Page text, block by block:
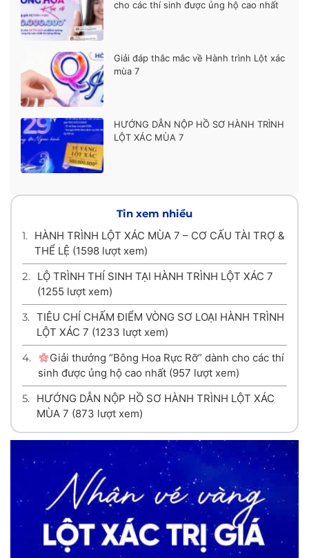
cho các thí sinh được ủng hộ cao nhất
Giải đáp thắc mắc về Hành trình Lột xác
mùa 7
HƯỚNG DẪN NỘP HỒ SƠ HÀNH TRÌNH
LỘT XÁC MÙA 7
Tin xem nhiều
1. HÀNH TRÌNH LỘT XÁC MÙA 7 – CƠ CẤU TÀI TRỢ &
THỂ LỆ (1598 lượt xem)
2.
LỘ TRÌNH THÍ SINH TẠI HÀNH TRÌNH LỘT XÁC 7
(1255 lượt xem)
3. TIÊU CHÍ CHẤM ĐIỂM VÒNG SƠ LOẠI HÀNH TRÌNH
LỘT XÁC 7 (1233 lượt xem)
4.
Giải thưởng “Bông Hoa Rực Rỡ” dành cho các thí
sinh được ủng hộ cao nhất (957 lượt xem)
5. HƯỚNG DẪN NỘP HỒ SƠ HÀNH TRÌNH LỘT XÁC
MÙA 7 (873 lượt xem)